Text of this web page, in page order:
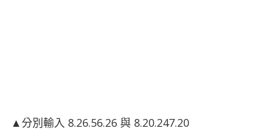
▲分別輸入 8.26.56.26 與 8.20.247.20